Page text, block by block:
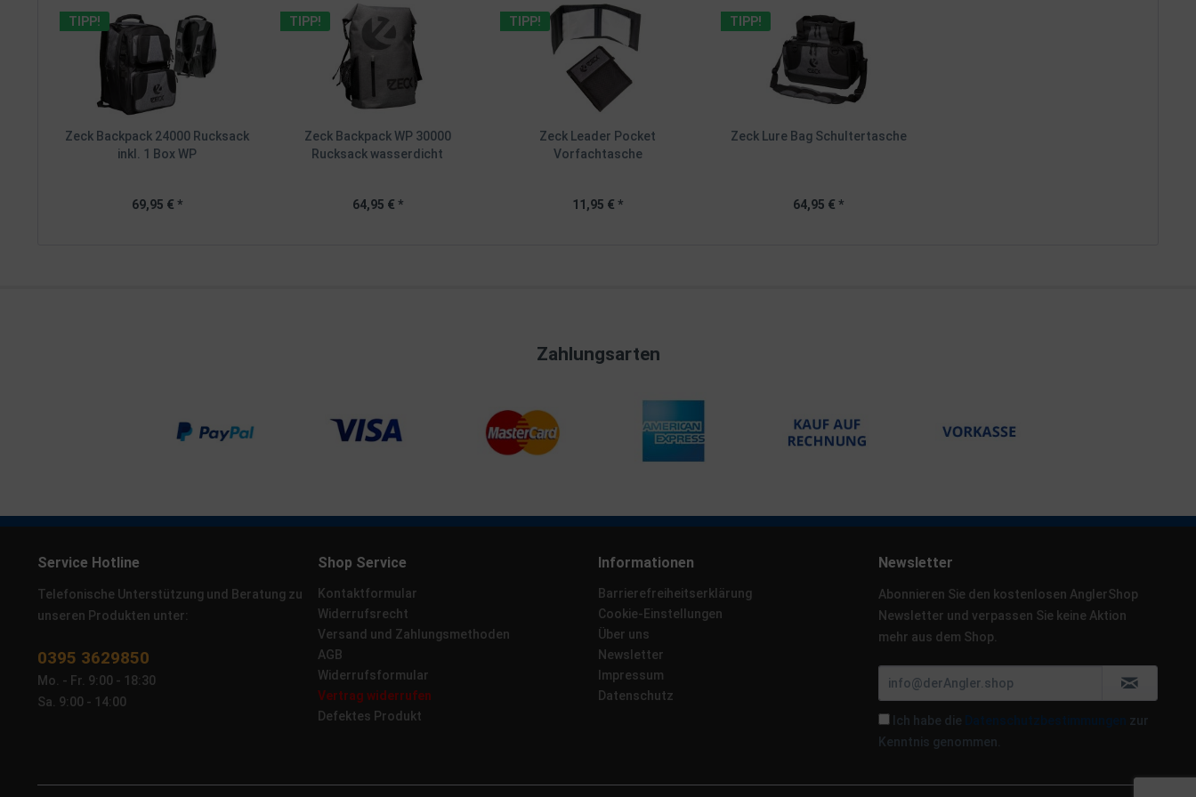
TIPP!
Zeck Backpack 24000 Rucksack
inkl. 1 Box WP
69,95 € *
TIPP!
Zeck Backpack WP 30000
Rucksack wasserdicht
64,95 € *
TIPP!
Zeck Leader Pocket
Vorfachtasche
11,95 € *
TIPP!
Zeck Lure Bag Schultertasche
64,95 € *
Zahlungsarten
Service Hotline
Telefonische Unterstützung und Beratung zu
unseren Produkten unter:
0395 3629850
Mo. - Fr. 9:00 - 18:30
Sa. 9:00 - 14:00
Shop Service
Kontaktformular
Widerrufsrecht
Versand und Zahlungsmethoden
AGB
Widerrufsformular
Vertrag widerrufen
Defektes Produkt
Informationen
Barrierefreiheitserklärung
Cookie-Einstellungen
Über uns
Newsletter
Impressum
Datenschutz
Newsletter
Abonnieren Sie den kostenlosen AnglerShop
Newsletter und verpassen Sie keine Aktion
mehr aus dem Shop.
Ich habe die Datenschutzbestimmungen zur
Kenntnis genommen.